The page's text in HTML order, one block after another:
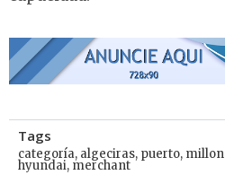
Tags
categoría, algeciras, puerto,
hyundai, merchant